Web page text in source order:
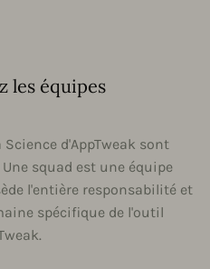
les équipes
d'AppTweak sont
squad est une équipe
l'entière responsabilité et
spécifique de l'outil